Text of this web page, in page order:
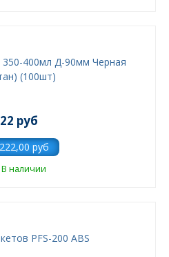
350-400мл Д-90мм Черная
(100шт)
руб
В наличии
PFS-200 ABS